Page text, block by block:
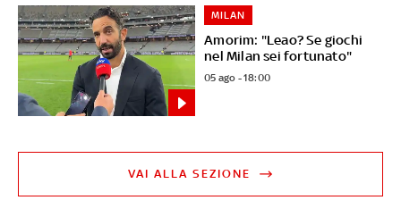
Amorim: "Leao? Se giochi
nel Milan sei fortunato"
MILAN
05 ago - 18:00
VAI ALLA SEZIONE